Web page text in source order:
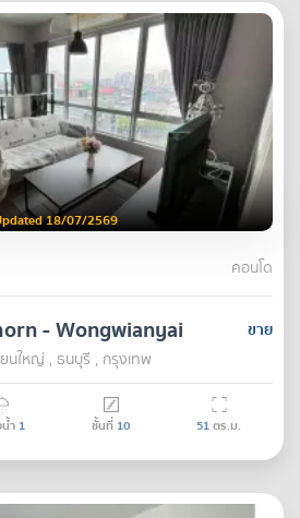
18/07/2569
คอนโด
ขาย
- Wongwianyai
นใหญ่ , ธนบุรี , กรุงเทพ
ำ 1 ชั้นที่ 10 51ตร.ม.